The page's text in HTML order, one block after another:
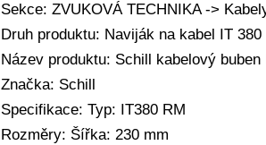
Sekce: ZVUKOVÁ TECHNIKA ->
Druh produktu: Naviják na kabel IT 380
Název produktu: Schill kabelový buben
Značka: Schill
Specifikace: Typ: IT380 RM
Rozměry: Šířka: 230 mm